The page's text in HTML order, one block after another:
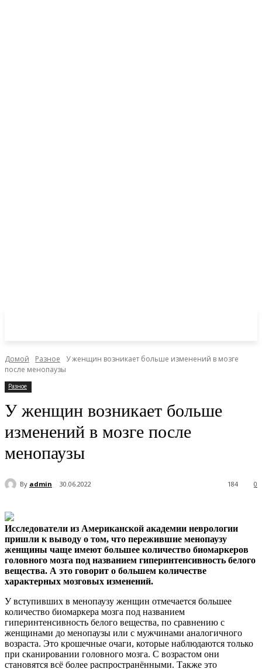
Домой Разное
У женщин возникает больше изменений в мозге
после менопаузы
Разное
У женщин возникает больше
изменений в мозге после
менопаузы
By admin 30.06.2022 0
184
Исследователи из Американской академии неврологии
пришли к выводу о том, что пережившие менопаузу
женщины чаще имеют большее количество биомаркеров
головного мозга под названием гиперинтенсивность белого
вещества. А это говорит о большем количестве
характерных мозговых изменений.
У вступивших в менопаузу женщин отмечается большее
количество биомаркера мозга под названием
гиперинтенсивность белого вещества, по сравнению с
женщинами до менопаузы или с мужчинами аналогичного
возраста. Это крошечные очаги, которые наблюдаются только
при сканировании головного мозга. С возрастом они
становятся всё более распространёнными. Также это